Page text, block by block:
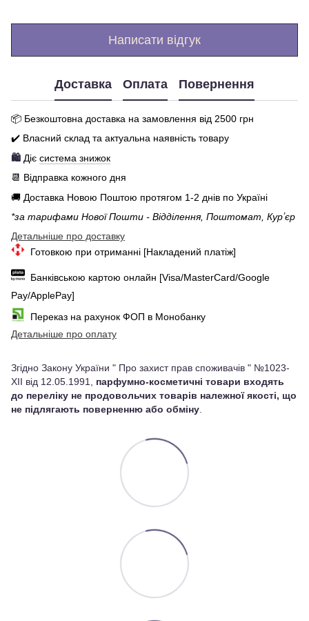
Написати відгук
Доставка Оплата Повернення
📦 Безкоштовна доставка на замовлення від 2500 грн
✔️ Власний склад та актуальна наявність товару
🛍️ Діє система знижок
📆 Відправка кожного дня
🚚 Доставка Новою Поштою протягом 1-2 днів по Україні
*за тарифами Нової Пошти - Відділення, Поштомат, Курʼєр
Детальніше про доставку
Готовкою при отриманні [Накладений платіж]
Банківською картою онлайн [Visa/MasterCard/Google
Pay/ApplePay]
Переказ на рахунок ФОП в Монобанку
Детальніше про оплату
Згідно Закону України " Про захист прав споживачів " №1023-
XII від 12.05.1991, парфумно-косметичні товари входять
до переліку не продовольчих товарів належної якості, що
не підлягають поверненню або обміну